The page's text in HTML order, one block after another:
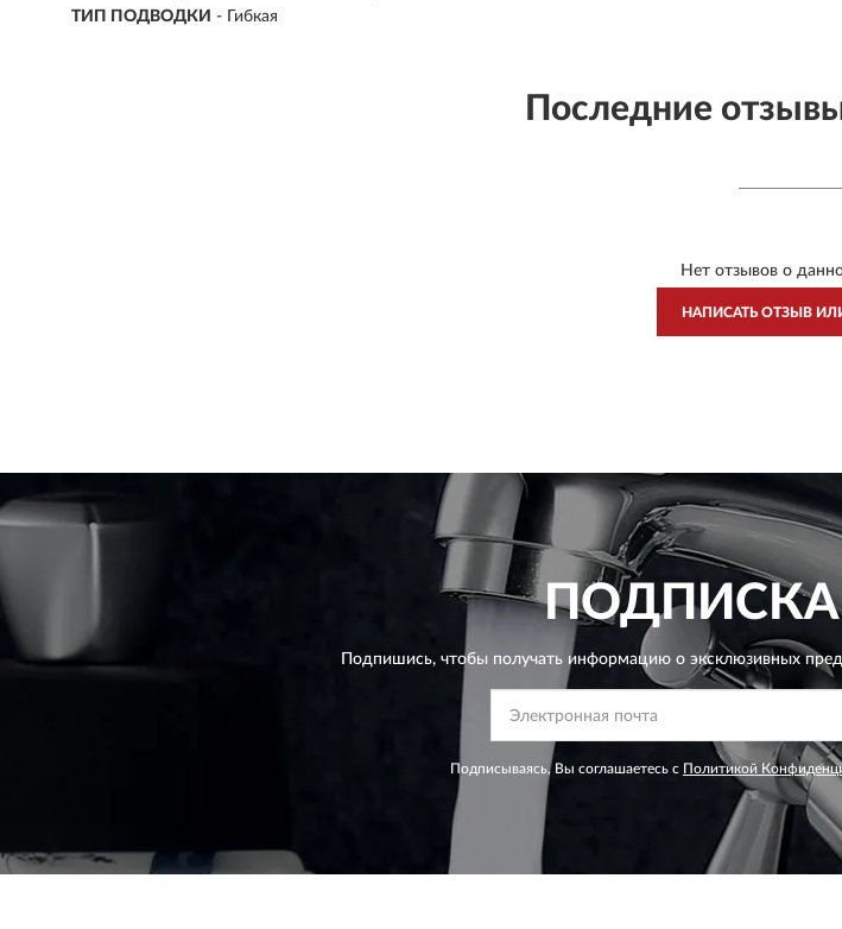
ТИП ПОДВОДКИ - Гибкая
Последние
Нет отзывов о
НАПИСАТЬ ОТЗЫВ
ПОДПИСКА
Подпишись, чтобы получать информацию о эксклюзивных
Подписываясь, Вы соглашаетесь с Политикой